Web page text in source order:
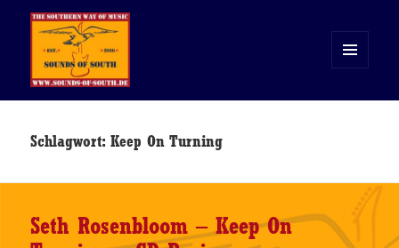
WIDGETS
Schlagwort:Keep On Turning
Seth Rosenbloom – Keep On